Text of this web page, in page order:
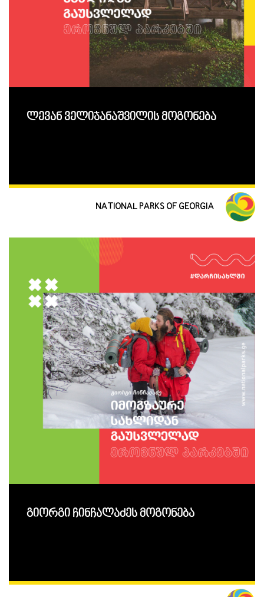
ლევან ველიჯანაშვილის მოგონება
NATIONAL PARKS OF GEORGIA
გიორგი ჩინჩალაძეს მოგონება